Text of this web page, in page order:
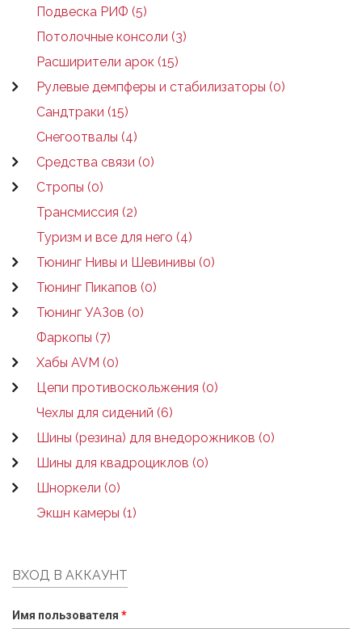
Подвеска РИФ (5)
Потолочные консоли (3)
Расширители арок (15)
Рулевые демпферы и стабилизаторы (0)
Сандтраки (15)
Снегоотвалы (4)
Средства связи (0)
Стропы (0)
Трансмиссия (2)
Туризм и все для него (4)
Тюнинг Нивы и Шевинивы (0)
Тюнинг Пикапов (0)
Тюнинг УАЗов (0)
Фаркопы (7)
Хабы AVM (0)
Цепи противоскольжения (0)
Чехлы для сидений (6)
Шины (резина) для внедорожников (0)
Шины для квадроциклов (0)
Шноркели (0)
Экшн камеры (1)
ВХОД В АККАУНТ
Имя пользователя *